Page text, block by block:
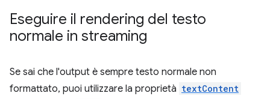
Eseguire il rendering del testo
normale in streaming
Se sai che l'output è sempre testo normale non
formattato, puoi utilizzare la proprietà textContent